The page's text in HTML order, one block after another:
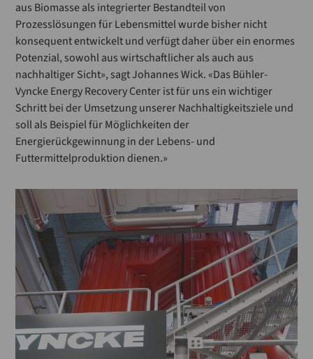
aus Biomasse als integrierter Bestandteil von
Prozesslösungen für Lebensmittel wurde bisher nicht
konsequent entwickelt und verfügt daher über ein enormes
Potenzial, sowohl aus wirtschaftlicher als auch aus
nachhaltiger Sicht», sagt Johannes Wick. «Das Bühler-
Vyncke Energy Recovery Center ist für uns ein wichtiger
Schritt bei der Umsetzung unserer Nachhaltigkeitsziele und
soll als Beispiel für Möglichkeiten der
Energierückgewinnung in der Lebens- und
Futtermittelproduktion dienen.»